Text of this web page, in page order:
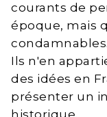
courants de
époque, mais
condamnables.
Ils n'en
des idées en
présenter un